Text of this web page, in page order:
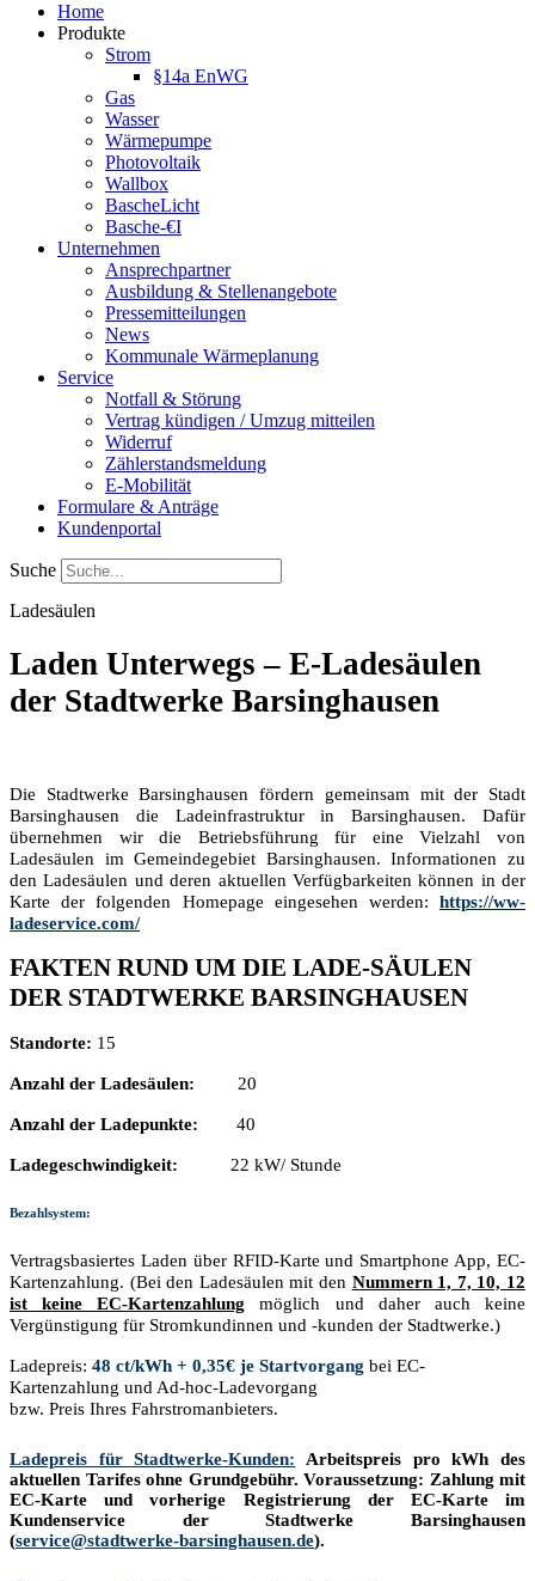
Home
Produkte
Strom
§14a EnWG
Gas
Wasser
Wärmepumpe
Photovoltaik
Wallbox
BascheLicht
Basche-€I
Unternehmen
Ansprechpartner
Ausbildung & Stellenangebote
Pressemitteilungen
News
Kommunale Wärmeplanung
Service
Notfall & Störung
Vertrag kündigen / Umzug mitteilen
Widerruf
Zählerstandsmeldung
E-Mobilität
Formulare & Anträge
Kundenportal
Suche
Ladesäulen
Laden Unterwegs – E-Ladesäulen
der Stadtwerke Barsinghausen
Die Stadtwerke Barsinghausen fördern gemeinsam mit der Stadt
Barsinghausen die Ladeinfrastruktur in Barsinghausen. Dafür
übernehmen wir die Betriebsführung für eine Vielzahl von
Ladesäulen im Gemeindegebiet Barsinghausen. Informationen zu
den Ladesäulen und deren aktuellen Verfügbarkeiten können in der
Karte der folgenden Homepage eingesehen werden: https://ww-
ladeservice.com/
FAKTEN RUND UM DIE LADE-SÄULEN
DER STADTWERKE BARSINGHAUSEN
Standorte: 15
Anzahl der Ladesäulen: 20
Anzahl der Ladepunkte: 40
Ladegeschwindigkeit: 22 kW/ Stunde
Bezahlsystem:
Vertragsbasiertes Laden über RFID-Karte und Smartphone App, EC-
Kartenzahlung. (Bei den Ladesäulen mit den Nummern 1, 7, 10, 12
ist keine EC-Kartenzahlung möglich und daher auch keine
Vergünstigung für Stromkundinnen und -kunden der Stadtwerke.)
Ladepreis: 48 ct/kWh + 0,35€ je Startvorgang bei EC-
Kartenzahlung und Ad-hoc-Ladevorgang
bzw. Preis Ihres Fahrstromanbieters.
Ladepreis für Stadtwerke-Kunden: Arbeitspreis pro kWh des
aktuellen Tarifes ohne Grundgebühr. Voraussetzung: Zahlung mit
EC-Karte und vorherige Registrierung der EC-Karte im
Kundenservice der Stadtwerke Barsinghausen
(service@stadtwerke-barsinghausen.de).